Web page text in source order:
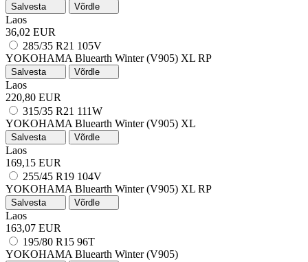
Salvesta Võrdle
Laos
36,02 EUR
285/35 R21 105V
YOKOHAMA Bluearth Winter (V905) XL RP
Salvesta Võrdle
Laos
220,80 EUR
315/35 R21 111W
YOKOHAMA Bluearth Winter (V905) XL
Salvesta Võrdle
Laos
169,15 EUR
255/45 R19 104V
YOKOHAMA Bluearth Winter (V905) XL RP
Salvesta Võrdle
Laos
163,07 EUR
195/80 R15 96T
YOKOHAMA Bluearth Winter (V905)